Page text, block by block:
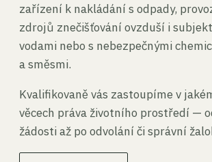
zařízení k nakládání s odpady,
zdrojů znečišťování ovzduší i
vodami nebo s nebezpečnými
a směsmi.
Kvalifikovaně vás zastoupíme v
věcech práva životního prostředí —
žádosti až po odvolání či správní